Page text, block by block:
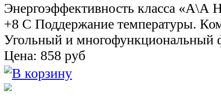
Энергоэффективность класса «А\А
+8 С Поддержание температуры.
Угольный и многофункциональный
Цена: 858 руб